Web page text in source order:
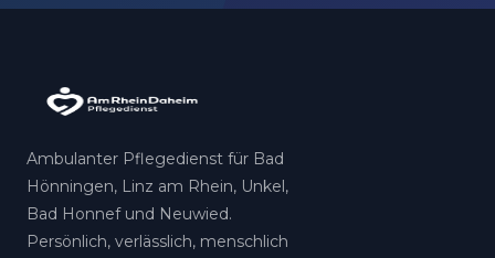
Ambulanter Pflegedienst für Bad
Hönningen, Linz am Rhein, Unkel,
Bad Honnef und Neuwied.
Persönlich, verlässlich, menschlich